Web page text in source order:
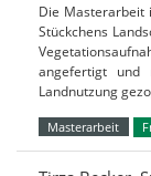
Die Masterarbeit
Stückchens
angefertigt und
Landnutzung
Masterarbeit